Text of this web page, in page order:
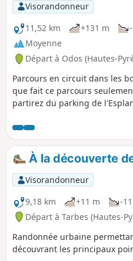
Visorandonneur
11,52 km
+131 m
Moyenne
Départ à Odos (Hautes-
Parcours en circuit dans les
que fait ce parcours
partirez du parking de
Passade, le Turon du
crête au-dessus d'Hibarette.
par Biouès, la Passade, le
Beyrède. Un dernier petit
château. Agréable parcours à
2h30 pour les plus sportifs ou
À la découverte
Visorandonneur
9,18 km
+11 m -
Départ à Tarbes (Hautes-
Randonnée urbaine
découvrant les principaux